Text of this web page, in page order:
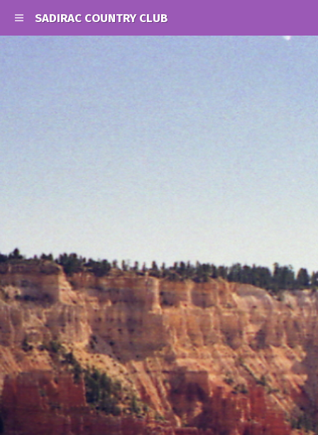
SADIRAC COUNTRY CLUB